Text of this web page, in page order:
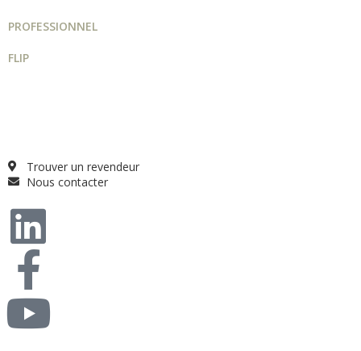
PROFESSIONNEL
FLIP
Trouver un revendeur
Nous contacter